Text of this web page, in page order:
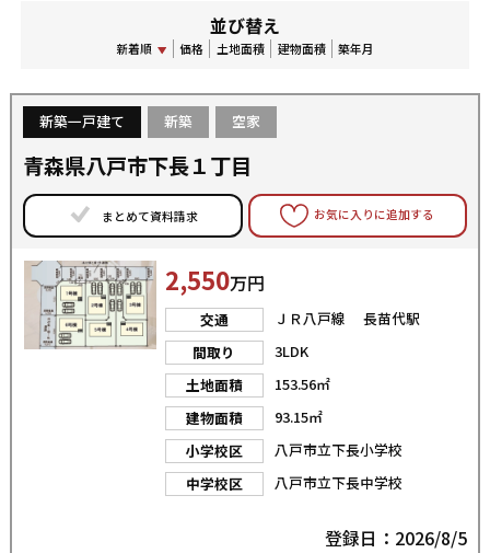
並び替え
新着順 価格 土地面積 建物面積 築年月
新築一戸建て 新築 空家
青森県八戸市下長１丁目
まとめて資料請求 お気に入りに追加する
2,550万円
交通
ＪＲ八戸線 長苗代駅
間取り
3LDK
土地面積
153.56㎡
建物面積
93.15㎡
小学校区
八戸市立下長小学校
中学校区
八戸市立下長中学校
登録日：2026/8/5